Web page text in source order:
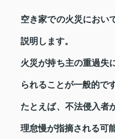
空き家での火災におい
説明します。
火災が持ち主の重過失
られることが一般的です
たとえば、不法侵入者
理怠慢が指摘される可